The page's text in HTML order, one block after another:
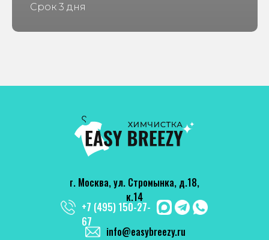
Срок 3 дня
+7 (495) 150-27-
67
г. Москва, ул. Стромынка, д.18,
к.14
info@easybreezy.ru